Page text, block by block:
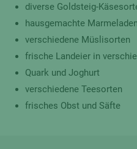
diverse Goldsteig-
hausgemachte Marmeladen
verschiedene Müslisorten
frische Landeier in
Quark und Joghurt
verschiedene Teesorten
frisches Obst und Säfte